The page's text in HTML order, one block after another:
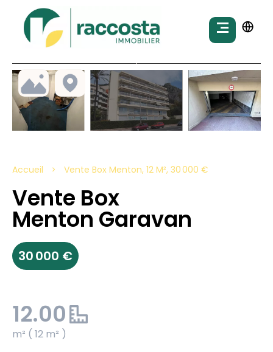
Accueil Vente Box Menton, 12 M², 30 000 €
Vente Box
Menton Garavan
30 000 €
12.00
m² ( 12 m² )